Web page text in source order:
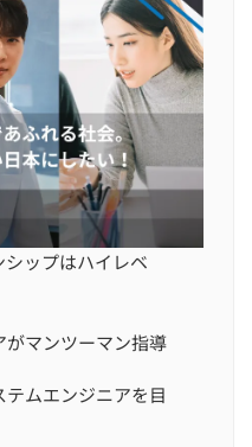
ップはハイレベ
マンツーマン指導
ムエンジニアを目